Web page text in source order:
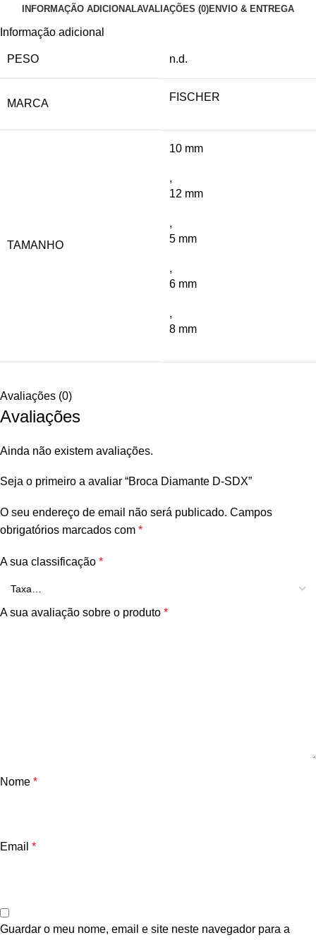
INFORMAÇÃO ADICIONALAVALIAÇÕES (0)ENVIO & ENTREGA
Informação adicional
PESO n.d.
MARCA
FISCHER
TAMANHO
10 mm
,
12 mm
,
5 mm
,
6 mm
,
8 mm
Avaliações (0)
Avaliações
Ainda não existem avaliações.
Seja o primeiro a avaliar “Broca Diamante D-SDX”
O seu endereço de email não será publicado. Campos
obrigatórios marcados com *
A sua classificação *
A sua avaliação sobre o produto *
Nome *
Email *
Guardar o meu nome, email e site neste navegador para a